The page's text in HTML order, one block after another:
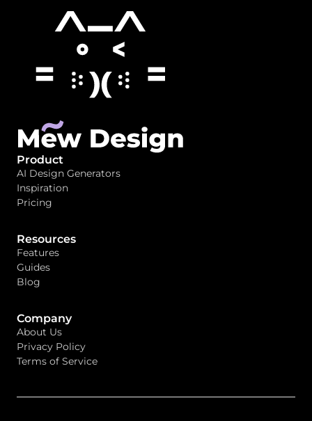
Product
AI Design Generators
Inspiration
Pricing
Resources
Features
Guides
Blog
Company
About Us
Privacy Policy
Terms of Service